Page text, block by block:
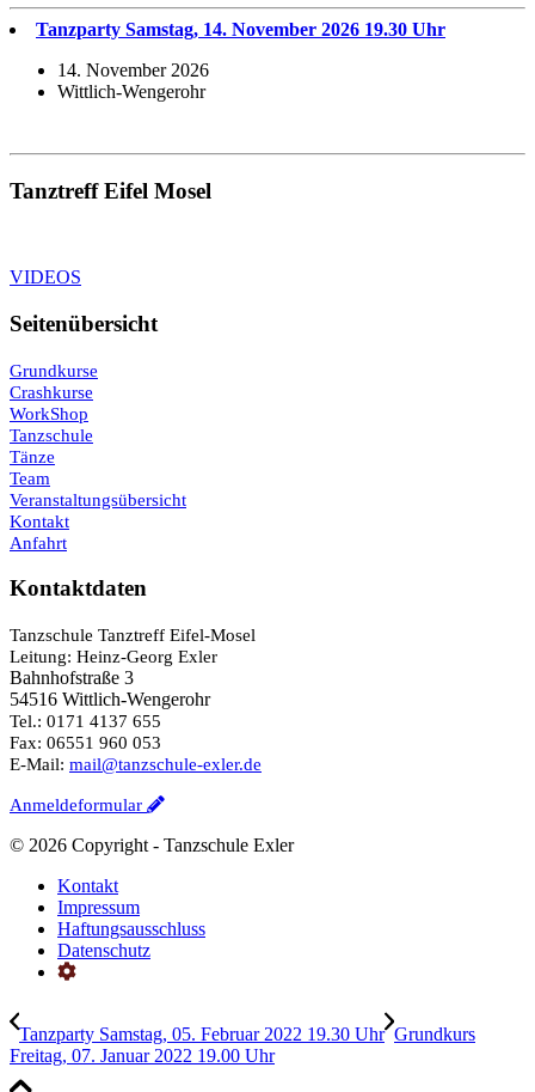
Tanzparty Samstag, 14. November 2026 19.30 Uhr
14. November 2026
Wittlich-Wengerohr
Tanztreff Eifel Mosel
VIDEOS
Seitenübersicht
Grundkurse
Crashkurse
WorkShop
Tanzschule
Tänze
Team
Veranstaltungsübersicht
Kontakt
Anfahrt
Kontaktdaten
Tanzschule Tanztreff Eifel-Mosel
Leitung: Heinz-Georg Exler
Bahnhofstraße 3
54516 Wittlich-Wengerohr
Tel.: 0171 4137 655
Fax: 06551 960 053
E-Mail: mail@tanzschule-exler.de
Anmeldeformular
© 2026 Copyright - Tanzschule Exler
Kontakt
Impressum
Haftungsausschluss
Datenschutz
Tanzparty Samstag, 05. Februar 2022 19.30 Uhr Grundkurs
Freitag, 07. Januar 2022 19.00 Uhr